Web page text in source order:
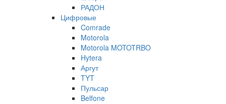
РАДОН
Цифровые
Comrade
Motorola
Motorola MOTOTRBO
Hytera
Аргут
TYT
Пульсар
Belfone